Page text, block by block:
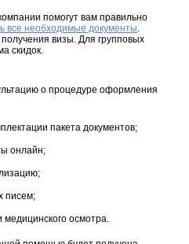
помогут вам правильно
все необходимые документы.
визы. Для групповых
скидок.
о процедуре оформления
пакета документов;
онлайн;
писем;
медицинского осмотра.